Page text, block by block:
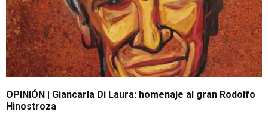
OPINIÓN | Giancarla Di Laura: homenaje al gran Rodolfo
Hinostroza